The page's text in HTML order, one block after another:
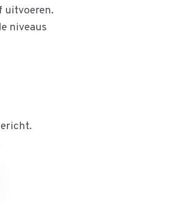
uitvoeren.
niveaus